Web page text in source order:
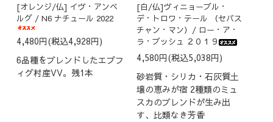
[オレンジ/仏] イヴ・アンベ
ルグ / N6 ナチュール 2022
4,480円(税込4,928円)
6品種をブレンドしたエプフ
ィグ村産VV。残1本
[白/仏]ヴィニョーブル・
デ・トロワ・テール （セバス
チャン・マン）/ ロー・ア・
ラ・ブッシュ ２０１９
4,580円(税込5,038円)
砂岩質・シリカ・石灰質土
壌の恵みが宿 2種類のミュ
スカのブレンドが生み出
す、比類なき芳香